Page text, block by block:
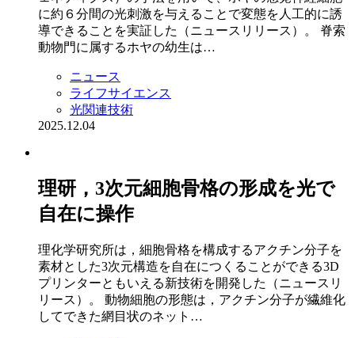
に約６分間の光刺激を与えることで変態を人工的に誘
導できることを実証した（ニュースリリース）。 脊索
動物門に属するホヤの幼生は…
ニュース
ライフサイエンス
光関連技術
2025.12.04
理研，3次元細胞骨格の形成を光で
自在に操作
理化学研究所は，細胞骨格を構成するアクチン分子を
素材とした3次元構造を自在につくることができる3D
プリンターともいえる新技術を開発した（ニュースリ
リース）。 動物細胞の形態は，アクチン分子が繊維化
してできた網目状のネット…